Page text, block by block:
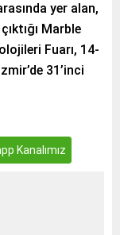
yer alan,
Marble
Fuarı, 14-
31’inci
Kanalımız